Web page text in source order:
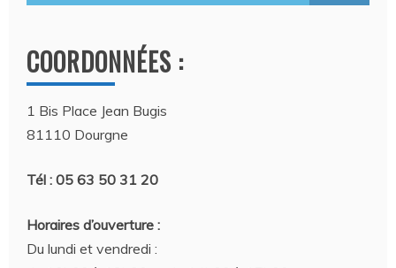
COORDONNÉES :
1 Bis Place Jean Bugis
81110 Dourgne
Tél : 05 63 50 31 20
Horaires d’ouverture :
Du lundi et vendredi :